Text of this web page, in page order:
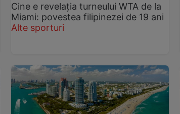
Cine e revelația turneului WTA de la
Miami: povestea filipinezei de 19 ani
Alte sporturi